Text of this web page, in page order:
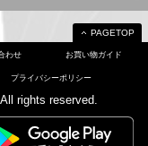
PAGETOP
わせ お買い物ガイド
プライバシーポリシー
rights reserved.